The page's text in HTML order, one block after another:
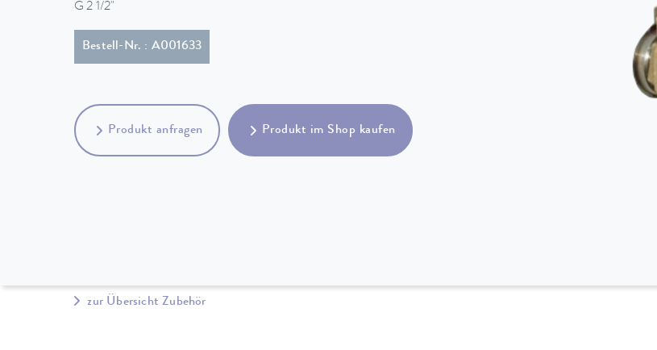
G 2 1/2"
Bestell-Nr. : A001633
Produkt anfragen Produkt im Shop kaufen
zur Übersicht Zubehör